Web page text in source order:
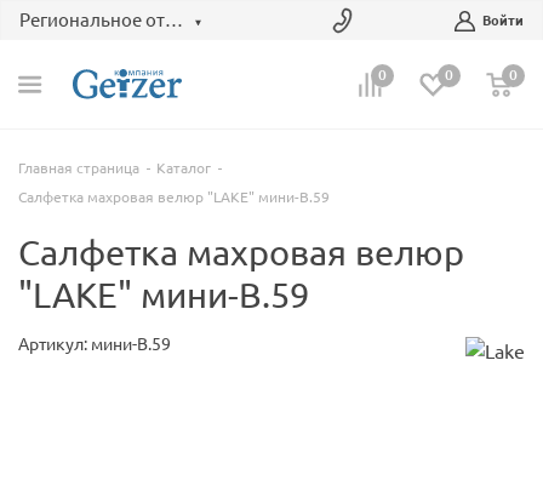
Региональное отделение Войти
0 0 0
Главная страница
Каталог
Салфетка махровая велюр "LAKE" мини-В.59
Салфетка махровая велюр
"LAKE" мини-В.59
Артикул: мини-В.59